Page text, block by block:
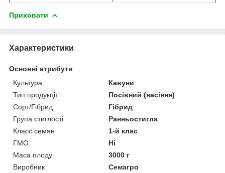
Приховати
Характеристики
Основні атрибути
Культура
Кавуни
Тип продукції
Посівний (насіння)
Сорт/Гібрид
Гібрид
Група стиглості
Ранньостигла
Класс семян
1-й клас
ГМО
Ні
Маса плоду
3000 г
Виробник
Семагро